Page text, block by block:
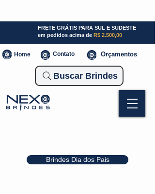
Brindes Dia dos Pais
FRETE GRÁTIS PARA SUL E SUDESTE
em pedidos acima de R$ 2.500,00
Home Contato Orçamentos
Buscar Brindes